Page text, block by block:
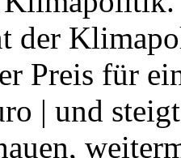
der
Preis für
| und